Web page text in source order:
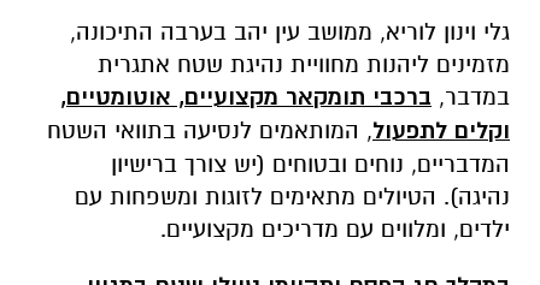
גלי וינון לוריא, ממושב עין יהב בערבה התיכונה,
מזמינים ליהנות מחוויית נהיגת שטח אתגרית
במדבר, ברכבי תומקאר מקצועיים, אוטומטיים,
וקלים לתפעול, המותאמים לנסיעה בתוואי השטח
המדבריים, נוחים ובטוחים (יש צורך ברישיון
נהיגה). הטיולים מתאימים לזוגות ומשפחות עם
ילדים, ומלווים עם מדריכים מקצועיים.